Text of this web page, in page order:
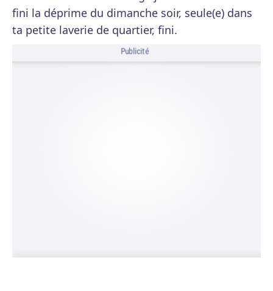
fini la déprime du dimanche soir, seule(e) dans
ta petite laverie de quartier, fini.
Publicité